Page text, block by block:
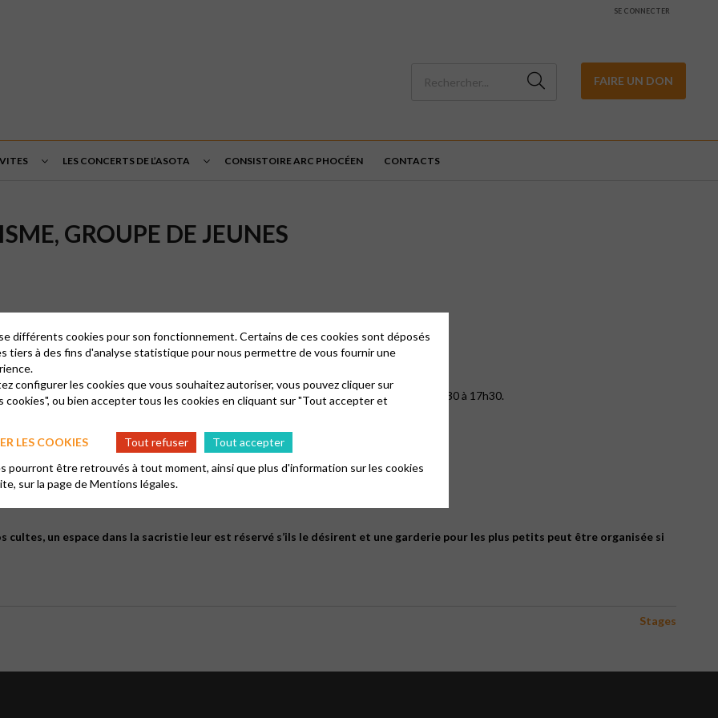
SE CONNECTER
FAIRE UN DON
LES CONCERTS DE L’ASOTA CONSISTOIRE ARC PHOCÉEN CONTACTS
GROUPE DE JEUNES
d’une rencontre mensuellede 2h le 1 er
samedi du mois avant le culte du soir de 15h30 à 17h30.
de la présence de vos enfants.
cours du culte leur sera consacré.
cultes, un espace dans la sacristie leur est réservé s’ils le désirent et une garderie pour les plus petits peut être organisée si
Stages
différents cookies pour son fonctionnement. Certains de ces cookies sont déposés
tiers à des fins d'analyse statistique pour nous permettre de vous fournir une
configurer les cookies que vous souhaitez autoriser, vous pouvez cliquer sur
cookies", ou bien accepter tous les cookies en cliquant sur "Tout accepter et
LES COOKIES
Tout refuser
Tout accepter
pourront être retrouvés à tout moment, ainsi que plus d'information sur les cookies
sur la page deMentions légales.